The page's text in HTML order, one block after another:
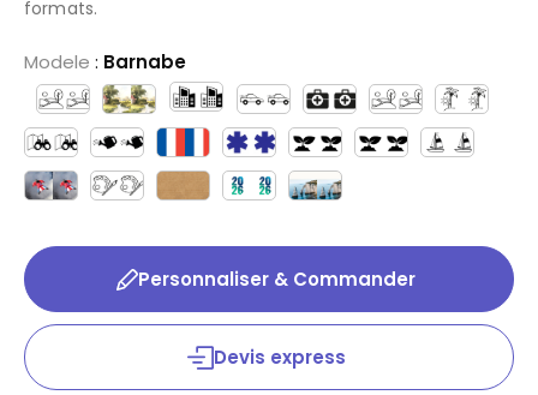
formats.
Modele : Barnabe
Personnaliser & Commander
Devis express